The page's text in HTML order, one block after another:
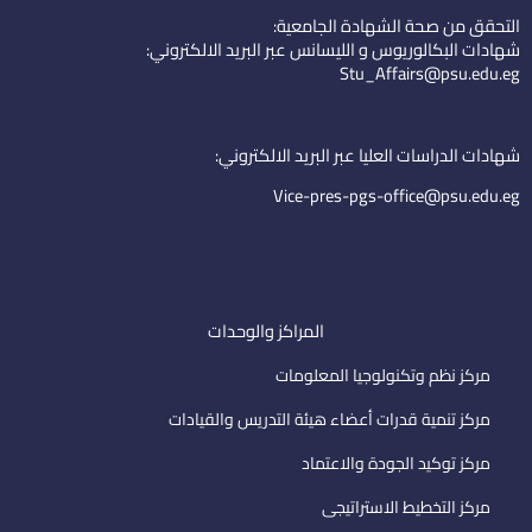
-
e
i
l
u
b
e
d
التحقق من صحة الشهادة الجامعية:
شهادات البكالوريوس و الليسانس عبر البريد الالكتروني:
Stu_Affairs@psu.edu.eg
شهادات الدراسات العليا عبر البريد الالكتروني:
Vice-pres-pgs-office@psu.edu.eg
المراكز والوحدات
مركز نظم وتكنولوجيا المعلومات
مركز تنمية قدرات أعضاء هيئة التدريس والقيادات
مركز توكيد الجودة والاعتماد
مركز التخطيط الاستراتيجى